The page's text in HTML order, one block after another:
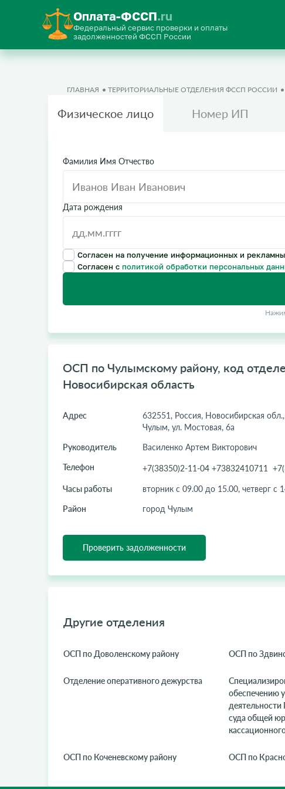
Оплата-ФССП.ru
Федеральный сервис проверки и оплаты
задолженностей ФССП России
ГЛАВНАЯ ТЕРРИТОРИАЛЬНЫЕ ОТДЕЛЕНИЯ ФССП РОССИИ
Физическое лицо Номер ИП
Фамилия Имя Отчество
Дата рождения
Согласен на получение информационных и
Согласен с политикой обработки персональных
ОСП по Чулымскому району, код
Новосибирская область
Адрес
632551, Россия, Новосибирская
Чулым, ул. Мостовая, 6а
Руководитель
Василенко Артем Викторович
Телефон
+7(38350)2-11-04 +73832410711
Часы работы
вторник с 09.00 до 15.00, четверг с
Район
город Чулым
Проверить задолженности
Другие отделения
ОСП по Доволенскому району ОСП по
Отделение оперативного дежурства
обеспечению
суда общей
ОСП по Коченевскому району ОСП по